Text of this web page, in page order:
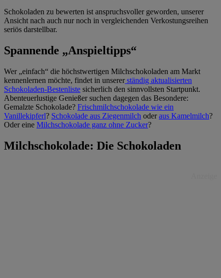
Schokoladen zu bewerten ist anspruchsvoller geworden, unserer
Ansicht nach auch nur noch in vergleichenden Verkostungsreihen
seriös darstellbar.
Spannende „Anspieltipps“
Wer „einfach“ die höchstwertigen Milchschokoladen am Markt
kennenlernen möchte, findet in unsererständig aktualisierten
Schokoladen-Bestenliste sicherlich den sinnvollsten Startpunkt.
Abenteuerlustige Genießer suchen dagegen das Besondere:
Gemalzte Schokolade? Frischmilchschokolade wie ein
Vanillekipferl? Schokolade aus Ziegenmilch oderaus Kamelmilch?
Oder eine Milchschokolade ganz ohne Zucker?
Milchschokolade: Die Schokoladen